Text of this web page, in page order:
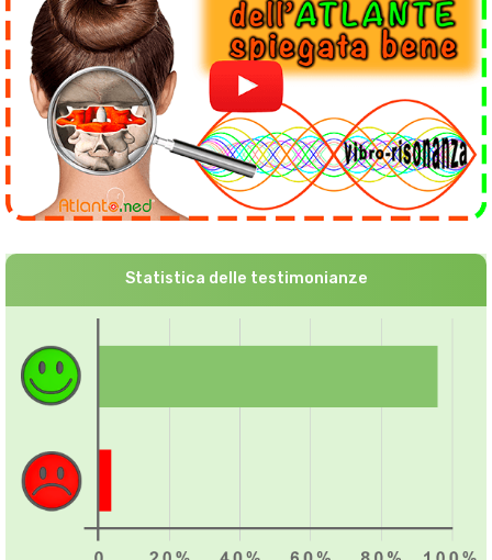
Statistica delle testimonianze